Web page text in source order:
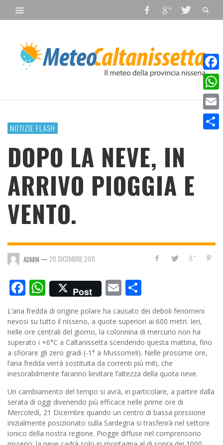
NOTIZIE FLASH
DOPO LA NEVE, IN
ARRIVO PIOGGIA E
VENTO.
ADMIN — 20 DICEMBRE 2011
Facebook
WhatsApp
Post Email
L’aria fredda di origine polare ha causato dei deboli fenomeni
nevosi su tutto il nisseno, a quote superiori ai 600 metri. Ieri,
nelle ore centrali del giorno, la colonnina di mercurio non ha
superato i +6°C a Caltanissetta scendendo questa mattina, fino
a sfiorare gli zero gradi (-1° a Mussomeli). Nelle prossime ore,
l’aria fredda verrà sostituita da correnti più miti, che
inesorabilmente faranno lievitare l’altezza della quota neve.
Un cambiamento del tempo si avrà, in particolare, a partire dalla
serata di oggi divenendo più efficace nelle prime ore di
Mercoledì, 21 Dicembre quando un centro di bassa pressione
inizialmente posizionato sulla Sardegna si trasferirà nel settore
ionico della nostra regione. Piogge diffuse nel comprensorio
Email